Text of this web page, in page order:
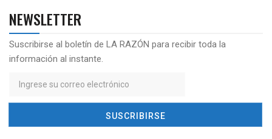
NEWSLETTER
Suscribirse al boletín de LA RAZÓN para recibir toda la
información al instante.